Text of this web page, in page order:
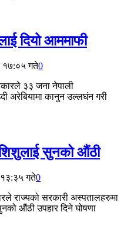
दियो आममाफी
१७:०५ गते0
३३ जना नेपाली
अरेबियामा कानुन उल्लघंन गरी
सुनको औंठी
गते0
राज्यको सरकारी अस्पतालहरुमा
औंठी उपहार दिने घोषणा